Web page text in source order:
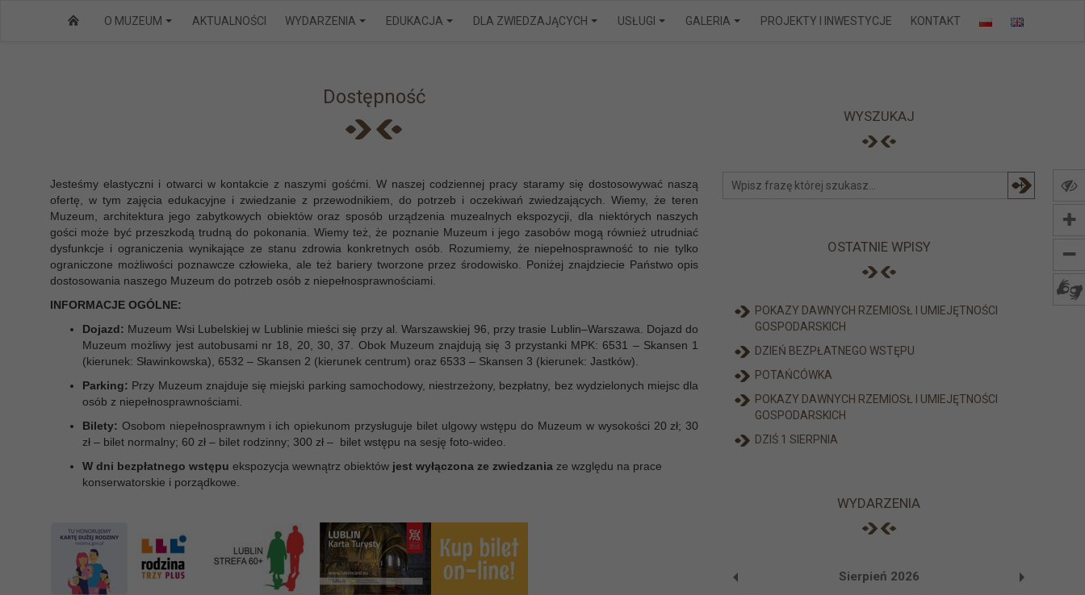
O MUZEUM
AKTUALNOŚCI WYDARZENIA EDUKACJA DLA ZWIEDZAJĄCYCH USŁUGI GALERIA PROJEKTY I INWESTYCJE KONTAKT
Dostępność
Jesteśmy elastyczni i otwarci w kontakcie z naszymi gośćmi. W naszej codziennej pracy staramy się dostosowywać naszą
ofertę, w tym zajęcia edukacyjne i zwiedzanie z przewodnikiem, do potrzeb i oczekiwań zwiedzających. Wiemy, że teren
Muzeum, architektura jego zabytkowych obiektów oraz sposób urządzenia muzealnych ekspozycji, dla niektórych naszych
gości może być przeszkodą trudną do pokonania. Wiemy też, że poznanie Muzeum i jego zasobów mogą również utrudniać
dysfunkcje i ograniczenia wynikające ze stanu zdrowia konkretnych osób. Rozumiemy, że niepełnosprawność to nie tylko
ograniczone możliwości poznawcze człowieka, ale też bariery tworzone przez środowisko. Poniżej znajdziecie Państwo opis
dostosowania naszego Muzeum do potrzeb osób z niepełnosprawnościami.
INFORMACJE OGÓLNE:
Dojazd: Muzeum Wsi Lubelskiej w Lublinie mieści się przy al. Warszawskiej 96, przy trasie Lublin–Warszawa. Dojazd do
Muzeum możliwy jest autobusami nr 18, 20, 30, 37. Obok Muzeum znajdują się 3 przystanki MPK: 6531 – Skansen 1
(kierunek: Sławinkowska), 6532 – Skansen 2 (kierunek centrum) oraz 6533 – Skansen 3 (kierunek: Jastków).
Parking: Przy Muzeum znajduje się miejski parking samochodowy, niestrzeżony, bezpłatny, bez wydzielonych miejsc dla
osób z niepełnosprawnościami.
Bilety: Osobom niepełnosprawnym i ich opiekunom przysługuje bilet ulgowy wstępu do Muzeum w wysokości 20 zł; 30
zł – bilet normalny; 60 zł – bilet rodzinny; 300 zł – bilet wstępu na sesję foto-wideo.
W dni bezpłatnego wstępu ekspozycja wewnątrz obiektów jest wyłączona ze zwiedzania ze względu na prace
konserwatorskie i porządkowe.
WYSZUKAJ
+
OSTATNIE WPISY
POKAZY DAWNYCH RZEMIOSŁ I UMIEJĘTNOŚCI
GOSPODARSKICH
DZIEŃ BEZPŁATNEGO WSTĘPU
POTAŃCÓWKA
POKAZY DAWNYCH RZEMIOSŁ I UMIEJĘTNOŚCI
GOSPODARSKICH
DZIŚ 1 SIERPNIA
WYDARZENIA
Sierpień 2026